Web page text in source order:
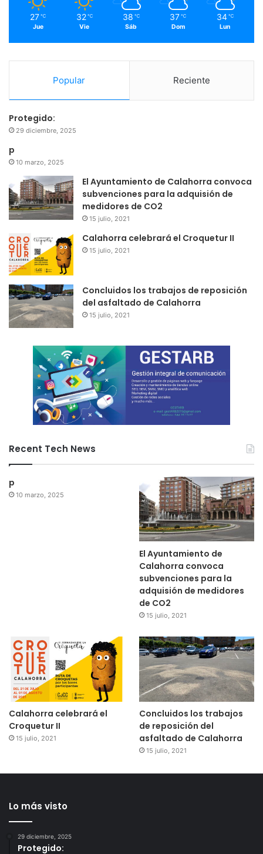
m
27 ℃
Jue
32 ℃
Vie
38 ℃
Sáb
37 ℃
Dom
34 ℃
Lun
Popular Reciente
Protegido:
29 diciembre, 2025
p
10 marzo, 2025
El Ayuntamiento de Calahorra convoca
subvenciones para la adquisión de
medidores de CO2
15 julio, 2021
Calahorra celebrará el Croquetur II
15 julio, 2021
Concluidos los trabajos de reposición
del asfaltado de Calahorra
15 julio, 2021
Recent Tech News
p
10 marzo, 2025
El Ayuntamiento de
Calahorra convoca
subvenciones para la
adquisión de medidores
de CO2
15 julio, 2021
Calahorra celebrará el
Croquetur II
15 julio, 2021
Concluidos los trabajos
de reposición del
asfaltado de Calahorra
15 julio, 2021
Lo más visto
29 diciembre, 2025
Protegido: